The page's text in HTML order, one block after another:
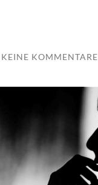
KEINE KOMMENTARE